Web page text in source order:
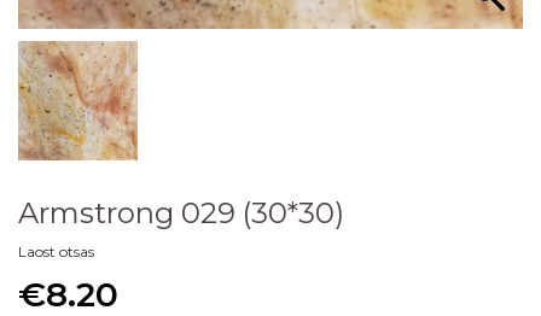
Armstrong 029 (30*30)
Laost otsas
€8.20